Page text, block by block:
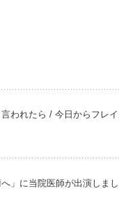
われたら / 今日からフレイ
」に当院医師が出演しま